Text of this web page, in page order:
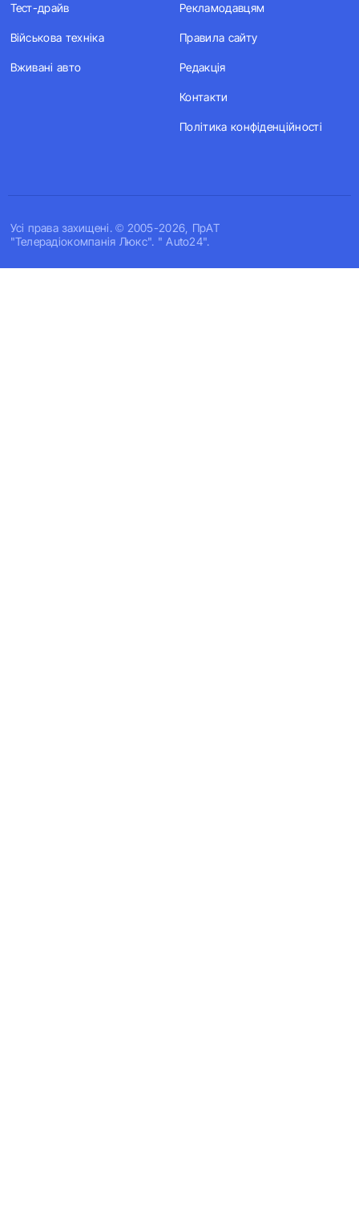
Усi права захищенi. © 2005-2026, ПрАТ
"Телерадіокомпанія Люкс". " Auto24".
Тест-драйв
Військова техніка
Вживані авто
Рекламодавцям
Правила сайту
Редакція
Контакти
Політика конфіденційності